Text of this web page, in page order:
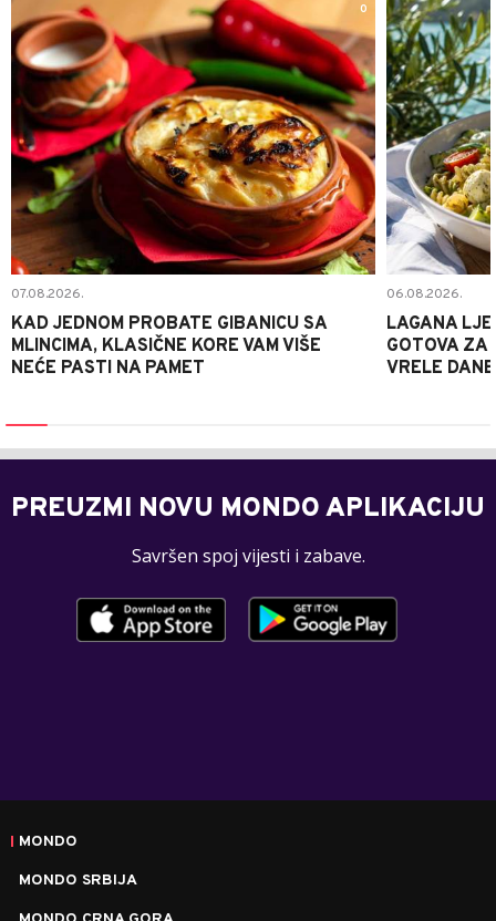
0
07.08.2026.
KAD JEDNOM PROBATE GIBANICU SA
MLINCIMA, KLASIČNE KORE VAM VIŠE
NEĆE PASTI NA PAMET
06.08.2026.
LAGANA
GOTOVA ZA
VRELE DANE
PREUZMI NOVU MONDO APLIKACIJU
Savršen spoj vijesti i zabave.
MONDO
MONDO SRBIJA